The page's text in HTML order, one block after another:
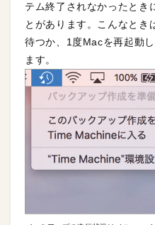
テム終了されなかったとき
とがあります。こんなとき
待つか、1度Macを再起動
ます。